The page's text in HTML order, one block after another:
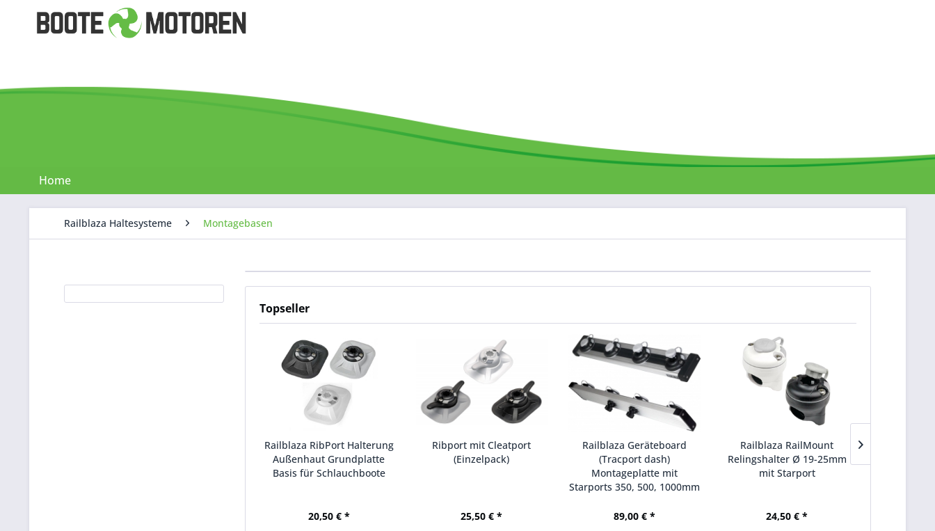
Home
Railblaza Haltesysteme Montagebasen
Topseller
Railblaza RibPort Halterung
Außenhaut Grundplatte
Basis für Schlauchboote
20,50 € *
Ribport mit Cleatport
(Einzelpack)
25,50 € *
Railblaza Geräteboard
(Tracport dash)
Montageplatte mit
Starports 350, 500, 1000mm
89,00 € *
Railblaza RailMount
Relingshalter Ø 19-25mm
mit Starport
24,50 € *